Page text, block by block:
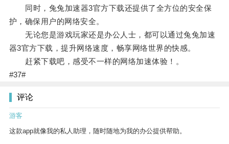
同时，兔兔加速器3官方下载还提供了全方位的安全保
护，确保用户的网络安全。
无论您是游戏玩家还是办公人士，都可以通过兔兔加速
器3官方下载，提升网络速度，畅享网络世界的快感。
赶紧下载吧，感受不一样的网络加速体验！。
#37#
评论
游客
这款app就像我的私人助理，随时随地为我的办公提供帮助。